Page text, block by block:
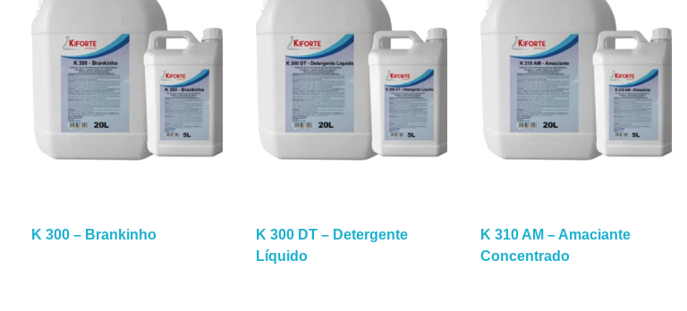
K 300 – Brankinho
K 300 DT – Detergente
Líquido
K 310 AM – Amaciante
Concentrado